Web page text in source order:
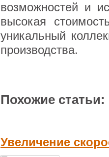
возможностей и
высокая
уникальный
производства.
Похожие статьи:
Увеличение